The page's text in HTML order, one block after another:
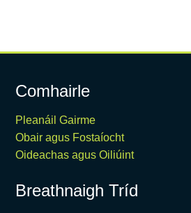
Comhairle
Pleanáil Gairme
Obair agus Fostaíocht
Oideachas agus Oiliúint
Breathnaigh Tríd